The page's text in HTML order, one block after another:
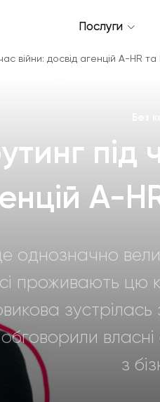
Послуги
війни: досвід агенцій A-HR
під
A-
однозначно
проживають цю
зустрілась
власні
з